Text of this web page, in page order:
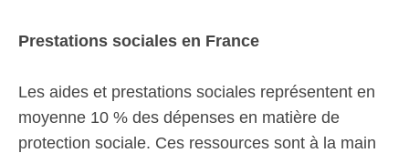
Prestations sociales en France
Les aides et prestations sociales représentent en
moyenne 10 % des dépenses en matière de
protection sociale. Ces ressources sont à la main